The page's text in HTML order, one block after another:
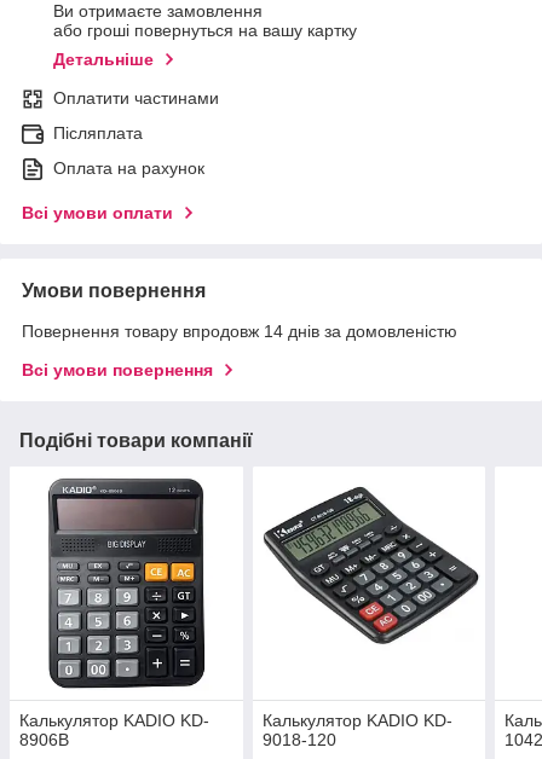
Ви отримаєте замовлення
або гроші повернуться на вашу картку
Детальніше
Оплатити частинами
Післяплата
Оплата на рахунок
Всі умови оплати
Умови повернення
Повернення товару впродовж 14 днів за домовленістю
Всі умови повернення
Подібні товари компанії
Калькулятор KADIO KD-
8906B
Калькулятор KADIO KD-
9018-120